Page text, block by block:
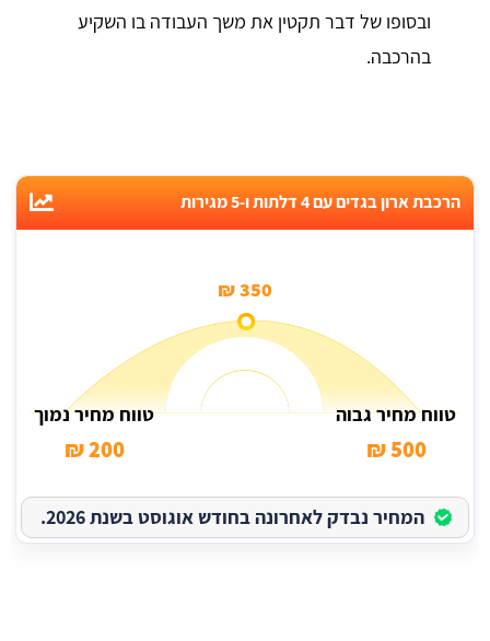
ובסופו של דבר תקטין את משך העבודה בו השקיע
בהרכבה.
הרכבת ארון בגדים עם 4 דלתות ו-5 מגירות
350 ₪
טווח מחיר גבוה
500 ₪
טווח מחיר נמוך
200 ₪
המחיר נבדק לאחרונה בחודש אוגוסט בשנת 2026.